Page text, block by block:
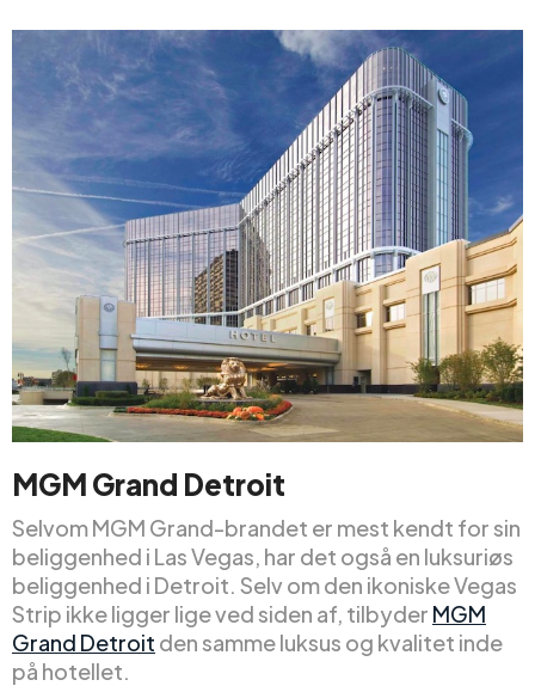
MGM Grand Detroit
Selvom MGM Grand-brandet er mest kendt for sin
beliggenhed i Las Vegas, har det også en luksuriøs
beliggenhed i Detroit. Selv om den ikoniske Vegas
Strip ikke ligger lige ved siden af, tilbyder MGM
Grand Detroit den samme luksus og kvalitet inde
på hotellet.